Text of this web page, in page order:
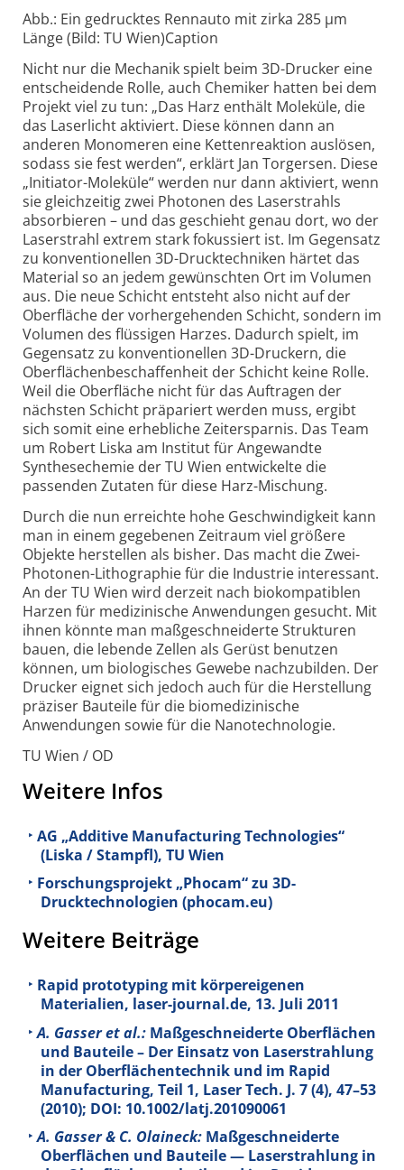
Abb.: Ein gedrucktes Rennauto mit zirka 285 µm
Länge (Bild: TU Wien)Caption
Nicht nur die Mechanik spielt beim 3D-Drucker eine
entscheidende Rolle, auch Chemiker hatten bei dem
Projekt viel zu tun: „Das Harz enthält Moleküle, die
das Laserlicht aktiviert. Diese können dann an
anderen Monomeren eine Kettenreaktion auslösen,
sodass sie fest werden“, erklärt Jan Torgersen. Diese
„Initiator-Moleküle“ werden nur dann aktiviert, wenn
sie gleichzeitig zwei Photonen des Laserstrahls
absorbieren – und das geschieht genau dort, wo der
Laserstrahl extrem stark fokussiert ist. Im Gegensatz
zu konventionellen 3D-Drucktechniken härtet das
Material so an jedem gewünschten Ort im Volumen
aus. Die neue Schicht entsteht also nicht auf der
Oberfläche der vorhergehenden Schicht, sondern im
Volumen des flüssigen Harzes. Dadurch spielt, im
Gegensatz zu konventionellen 3D-Druckern, die
Oberflächenbeschaffenheit der Schicht keine Rolle.
Weil die Oberfläche nicht für das Auftragen der
nächsten Schicht präpariert werden muss, ergibt
sich somit eine erhebliche Zeitersparnis. Das Team
um Robert Liska am Institut für Angewandte
Synthesechemie der TU Wien entwickelte die
passenden Zutaten für diese Harz-Mischung.
Durch die nun erreichte hohe Geschwindigkeit kann
man in einem gegebenen Zeitraum viel größere
Objekte herstellen als bisher. Das macht die Zwei-
Photonen-Lithographie für die Industrie interessant.
An der TU Wien wird derzeit nach biokompatiblen
Harzen für medizinische Anwendungen gesucht. Mit
ihnen könnte man maßgeschneiderte Strukturen
bauen, die lebende Zellen als Gerüst benutzen
können, um biologisches Gewebe nachzubilden. Der
Drucker eignet sich jedoch auch für die Herstellung
präziser Bauteile für die biomedizinische
Anwendungen sowie für die Nanotechnologie.
TU Wien / OD
Weitere Infos
AG „Additive Manufacturing Technologies“
(Liska / Stampfl), TU Wien
Forschungsprojekt „Phocam“ zu 3D-
Drucktechnologien (phocam.eu)
Weitere Beiträge
Rapid prototyping mit körpereigenen
Materialien, laser-journal.de, 13. Juli 2011
A. Gasser et al.: Maßgeschneiderte Oberflächen
und Bauteile – Der Einsatz von Laserstrahlung
in der Oberflächentechnik und im Rapid
Manufacturing, Teil 1, Laser Tech. J. 7(4), 47–53
(2010); DOI: 10.1002/latj.201090061
A. Gasser & C. Olaineck: Maßgeschneiderte
Oberflächen und Bauteile — Laserstrahlung in